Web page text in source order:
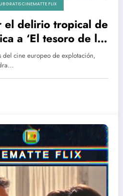
GRATIS CINEMATTE FLIX
el delirio tropical de
a ‘El tesoro de la
del cine europeo de explotación,